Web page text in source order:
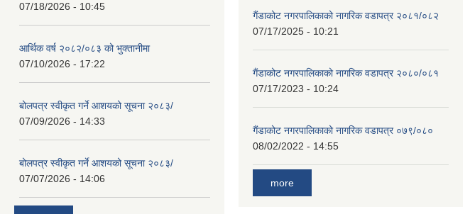
07/18/2026 - 10:45
आर्थिक वर्ष २०८२/०८३ को भुक्तानीमा
07/10/2026 - 17:22
बोलपत्र स्वीकृत गर्ने आशयको सूचना २०८३/
07/09/2026 - 14:33
बोलपत्र स्वीकृत गर्ने आशयको सूचना २०८३/
07/07/2026 - 14:06
गैंडाकोट नगरपालिकाको नागरिक वडापत्र २०८१/०८२
07/17/2025 - 10:21
गैंडाकोट नगरपालिकाको नागरिक वडापत्र २०८०/०८१
07/17/2023 - 10:24
गैंडाकोट नगरपालिकाको नागरिक वडापत्र ०७९/०८०
08/02/2022 - 14:55
more